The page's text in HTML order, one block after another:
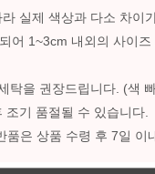
실제 색상과 다소 차이
어 1~3cm 내외의 사이즈
탁을 권장드립니다. (색
기 품절될 수 있습니다.
품은 상품 수령 후 7일 이